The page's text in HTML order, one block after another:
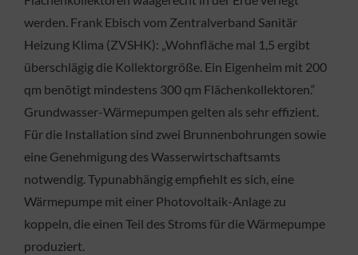
werden. Frank Ebisch vom Zentralverband Sanitär
Heizung Klima (ZVSHK): „Wohnfläche mal 1,5 ergibt
überschlägig die Kollektorgröße. Ein Eigenheim mit 200
qm benötigt mindestens 300 qm Flächenkollektoren.“
Grundwasser-Wärmepumpen gelten als sehr effizient.
Für die Installation sind zwei Brunnenbohrungen sowie
eine Genehmigung des Wasserwirtschaftsamts
notwendig. Typunabhängig empfiehlt es sich, eine
Wärmepumpe mit einer Photovoltaik-Anlage zu
koppeln, die einen Teil des Stroms für die Wärmepumpe
produziert.